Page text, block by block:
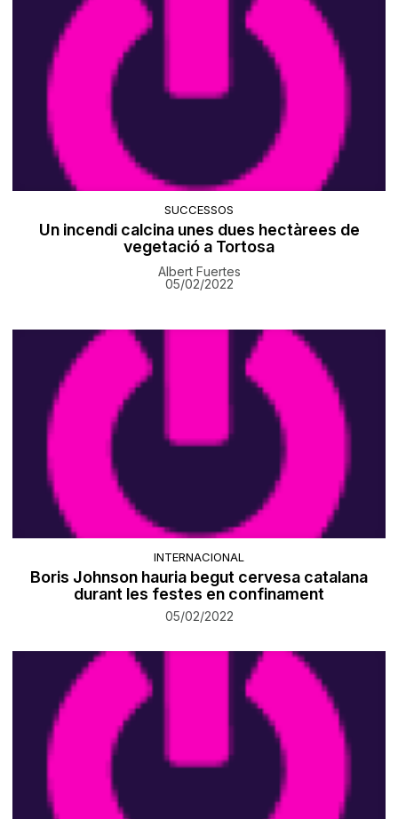
SUCCESSOS
Un incendi calcina unes dues hectàrees de
vegetació a Tortosa
Albert Fuertes
05/02/2022
INTERNACIONAL
Boris Johnson hauria begut cervesa catalana
durant les festes en confinament
05/02/2022